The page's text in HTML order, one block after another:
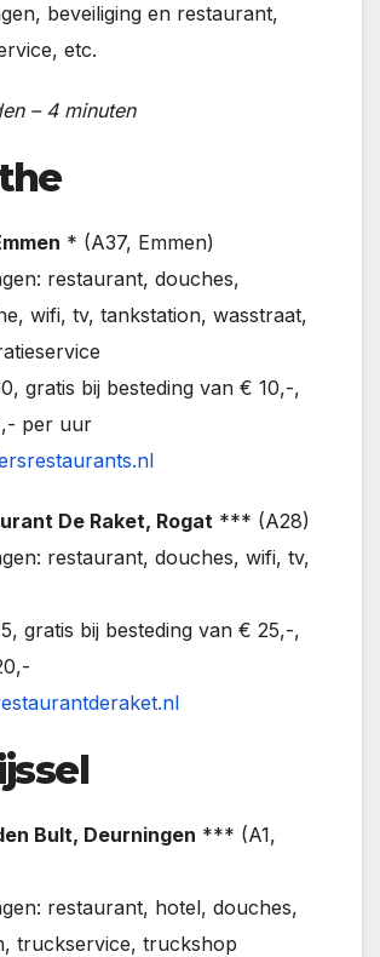
beveiliging en restaurant,
etc.
– 4 minuten
* (A37, Emmen)
restaurant, douches,
wifi, tv, tankstation, wasstraat,
gratis bij besteding van € 10,-,
per uur
De Raket, Rogat *** (A28)
restaurant, douches, wifi, tv,
gratis bij besteding van € 25,-,
Bult, Deurningen *** (A1,
restaurant, hotel, douches,
truckservice, truckshop